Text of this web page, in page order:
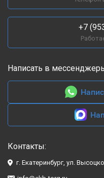
подсветка освещает
+7
Написать в
Контакты:
г. Екатеринбург, ул.